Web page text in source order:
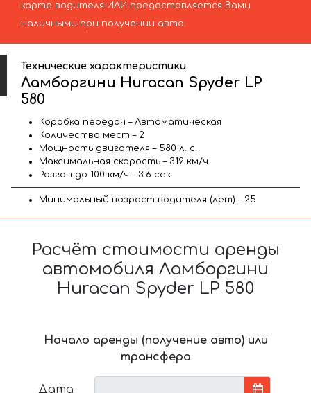
карте водителя ИЛИ предоставляется Вами
наличными при получении авто.
Технические характеристики
Ламборгини Huracan Spyder LP
580
Коробка передач – Автоматическая
Количество мест – 2
Мощность двигателя – 580 л. с.
Максимальная скорость – 319 км/ч
Разгон до 100 км/ч – 3.6 сек
Минимальный возраст водителя (лет) – 25
Расчёт стоимости аренды
автомобиля Ламборгини
Huracan Spyder LP 580
Начало аренды (получение авто) или
трансфера
Дата